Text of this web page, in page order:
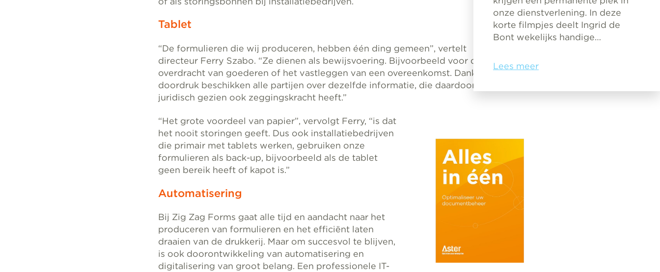
Tablet
“De formulieren die wij produceren, hebben één ding gemeen”, vertelt
directeur Ferry Szabo. “Ze dienen als bewijsvoering. Bijvoorbeeld voor de
overdracht van goederen of het vastleggen van een overeenkomst. Dankzij de
doordruk beschikken alle partijen over dezelfde informatie, die daardoor
juridisch gezien ook zeggingskracht heeft.”
“Het grote voordeel van papier”, vervolgt Ferry, “is dat
het nooit storingen geeft. Dus ook installatiebedrijven
die primair met tablets werken, gebruiken onze
formulieren als back-up, bijvoorbeeld als de tablet
geen bereik heeft of kapot is.”
Automatisering
Bij Zig Zag Forms gaat alle tijd en aandacht naar het
produceren van formulieren en het efficiënt laten
draaien van de drukkerij. Maar om succesvol te blijven,
is ook doorontwikkeling van automatisering en
digitalisering van groot belang. Een professionele IT-
onze dienstverlening. In deze
korte filmpjes deelt Ingrid de
Bont wekelijks handige…
Lees meer